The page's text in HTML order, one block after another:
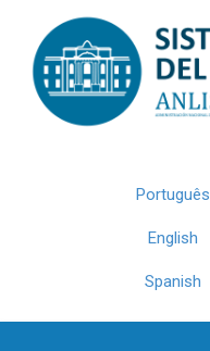
navigation
Português
English
Spanish